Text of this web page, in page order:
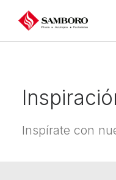
Inspírate con